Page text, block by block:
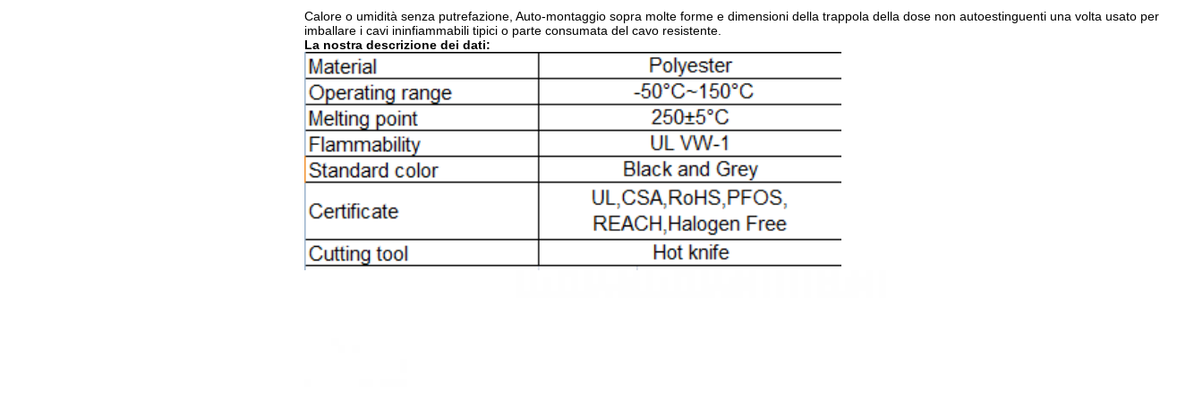
Calore o umidità senza putrefazione, Auto-montaggio sopra molte forme e dimensioni della trappola della dose non autoestinguenti una volta usato per
imballare i cavi ininfiammabili tipici o parte consumata del cavo resistente.
La nostra descrizione dei dati: